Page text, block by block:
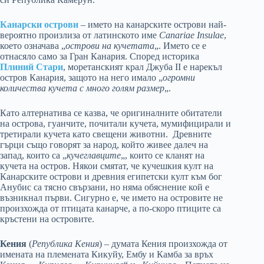
Канарски острови – името на канарските острови най-
вероятно произлиза от латинското име Canariae Insulae,
което означава „острови на кучетата„. Името се е
отнасяло само за Гран Канария. Според историка
Плиний Стари, моретанският крал Джуба II е нарекъл
остров Канария, защото на него имало „огромни
количества кучета с много голям размер„.
Като алтернатива се казва, че оригиналните обитатели
на острова, гуанчите, почитали кучета, мумифицирали и
третирали кучета като свещени животни. Древните
гърци също говорят за народ, който живее далеч на
запад, които са „кучеглавците„, които се кланят на
кучета на остров. Някои смятат, че кучешкия култ на
Канарските острови и древния египетски култ към бог
Анубис са тясно свързани, но няма обяснение кой е
възникнал първи. Сигурно е, че името на островите не
произхожда от птицата канарче, а по-скоро птиците са
кръстени на островите.
Кения (Република Кения) – думата Кения произхожда от
имената на племената Кикуйу, Ембу и Камба за връх